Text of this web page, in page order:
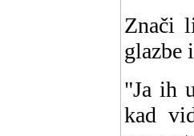
Znači
glazbe
"Ja ih
kad